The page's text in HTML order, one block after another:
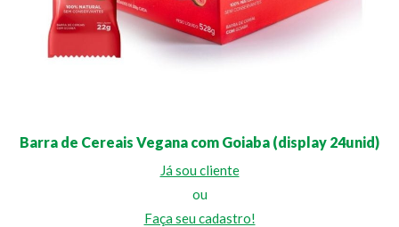
Barra de Cereais Vegana com Goiaba (display 24unid)
Já sou cliente
ou
Faça seu cadastro!